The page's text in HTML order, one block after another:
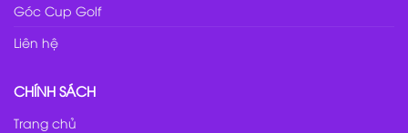
Góc Cup Golf
Liên hệ
CHÍNH SÁCH
Trang chủ